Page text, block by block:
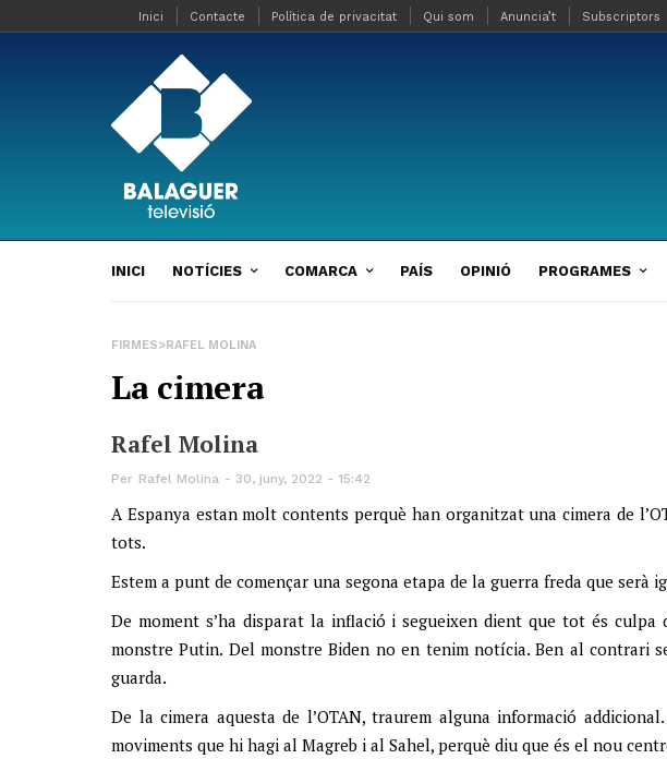
Inici Contacte Política de privacitat Qui som Anuncia’t Subscriptors
INICI NOTÍCIES COMARCA PAÍS OPINIÓ PROGRAMES
FIRMES>RAFEL MOLINA
La cimera
Rafel Molina
Per Rafel Molina 30, juny, 2022 - 15:42
A Espanya estan molt contents perquè han organitzat una cimera de
tots.
Estem a punt de començar una segona etapa de la guerra freda que serà
De moment s’ha disparat la inflació i segueixen dient que tot és culpa
monstre Putin. Del monstre Biden no en tenim notícia. Ben al contrari
guarda.
De la cimera aquesta de l’OTAN, traurem alguna informació
moviments que hi hagi al Magreb i al Sahel, perquè diu que és el nou